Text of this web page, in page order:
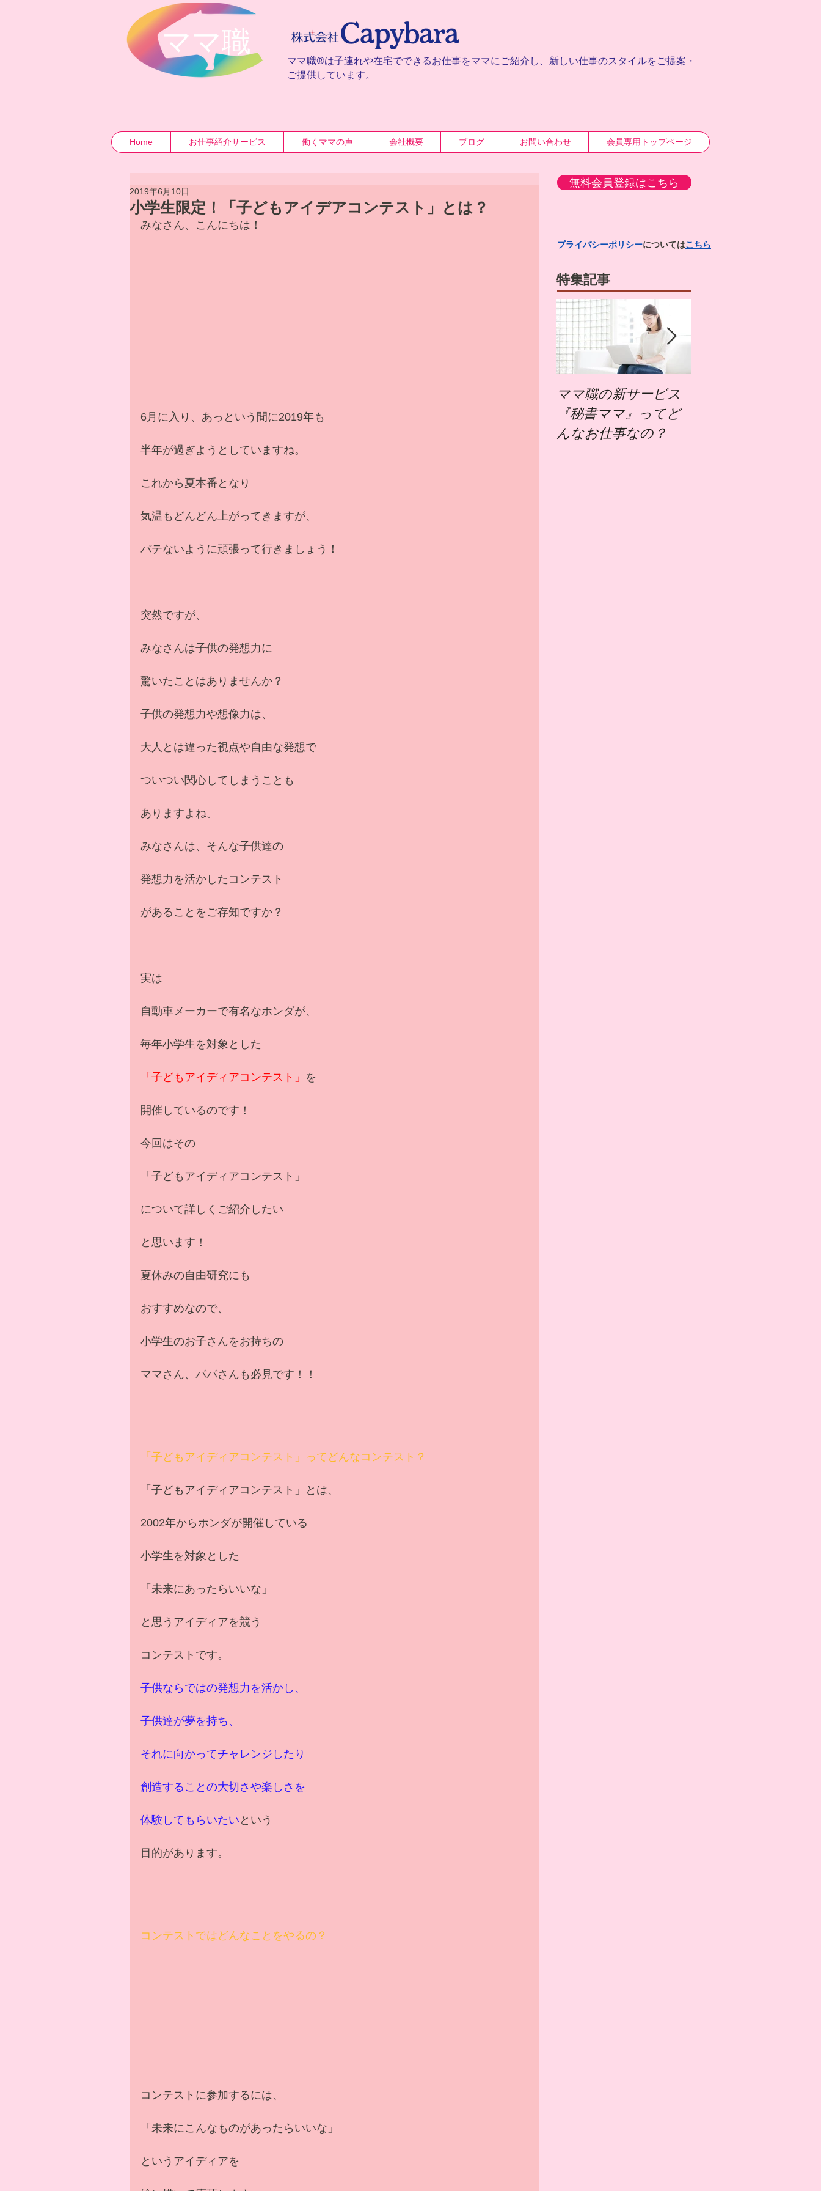
​ママ職
ママ職®は子連れや在宅でできるお仕事をママにご紹介し、 新しい仕事のスタイルをご提案・
ご提供しています。
Home お仕事紹介サービス 働くママの声 会社概要 ブログ お問い合わせ 会員専用トップページ
小学生限定！「子どもアイデアコンテスト」とは？
2019年6月10日
みなさん、こんにちは！
6月に入り、あっという間に2019年も
半年が過ぎようとしていますね。
これから夏本番となり
気温もどんどん上がってきますが、
バテないように頑張って行きましょう！
突然ですが、
みなさんは子供の発想力に
驚いたことはありませんか？
子供の発想力や想像力は、
大人とは違った視点や自由な発想で
ついつい関心してしまうことも
ありますよね。
みなさんは、そんな子供達の
発想力を活かしたコンテスト
があることをご存知ですか？
実は
自動車メーカーで有名なホンダが、
毎年小学生を対象とした
「子どもアイディアコンテスト」 を
開催しているのです！
今回はその
「子どもアイディアコンテスト」
について詳しくご紹介したい
と思います！
夏休みの自由研究にも
おすすめなので、
小学生のお子さんをお持ちの
ママさん、パパさんも必見です！！
「子どもアイディアコンテスト」ってどんなコンテスト？
「子どもアイディアコンテスト」とは、
2002年からホンダが開催している
小学生を対象とした
「未来にあったらいいな」
と思うアイディアを競う
コンテストです。
子供ならではの発想力を活かし、
子供達が夢を持ち、
それに向かってチャレンジしたり
創造することの大切さや楽しさを
体験してもらいたい という
目的があります。
コンテストではどんなことをやるの？
コンテストに参加するには、
「未来にこんなものがあったらいいな」
というアイディアを
無料会員登録はこちら
プライバシーポリシーについてはこちら
特集記事
ママ職の新サービス
『秘書ママ』ってど
んなお仕事なの？